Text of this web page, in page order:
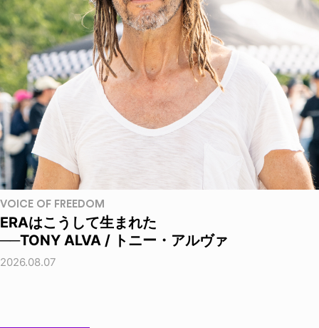
VOICE OF FREEDOM
ERAはこうして生まれた
──TONY ALVA / トニー・アルヴァ
2026.08.07